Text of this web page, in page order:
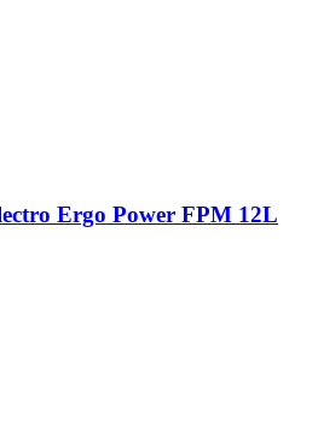
Ergo Power FPM 12L